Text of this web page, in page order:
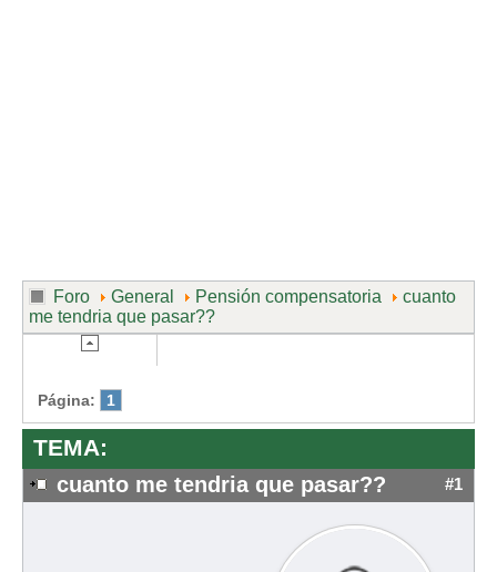
Foro General Pensión compensatoria
cuanto
me tendria que pasar??
Página: 1
TEMA:
cuanto me tendria que pasar?? #1